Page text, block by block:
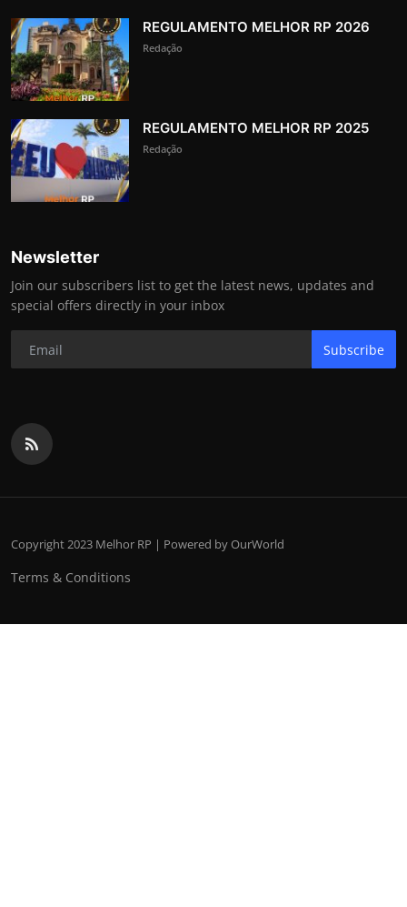
REGULAMENTO MELHOR RP 2026
Redação
REGULAMENTO MELHOR RP 2025
Redação
Newsletter
Join our subscribers list to get the latest news, updates and
special offers directly in your inbox
Subscribe
Copyright 2023 Melhor RP | Powered by OurWorld
Terms & Conditions